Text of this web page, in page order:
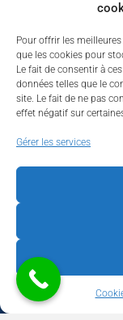
Pour offrir les
que les cookies pour
Le fait de consentir à
données telles que le
site. Le fait de ne pas
effet négatif sur
Gérer les services
LES
Par le Walhardent